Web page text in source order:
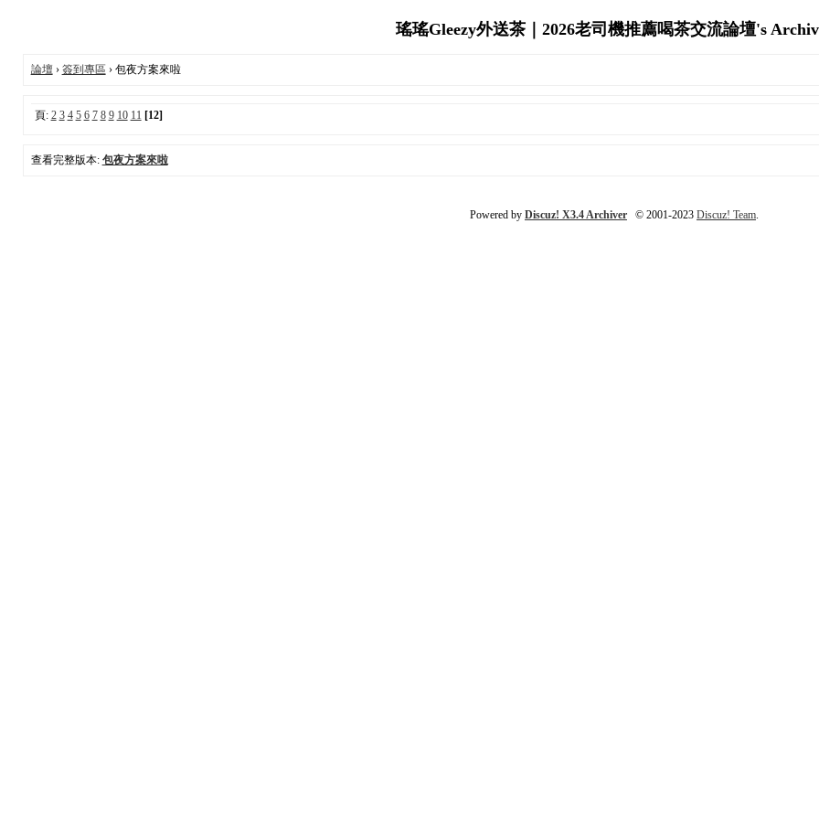
瑤瑤Gleezy外送茶｜2026老司機推薦喝茶交流論壇's
論壇› 簽到專區 › 包夜方案來啦
頁: 2 3 4 5 6 7 8 9 10 11 [12]
查看完整版本: 包夜方案來啦
Powered by Discuz! X3.4 Archiver © 2001-2023 Discuz! Team.